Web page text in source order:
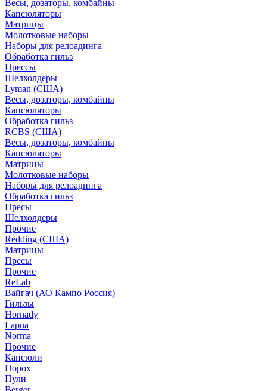
Весы, дозаторы, комбайны
Капсюляторы
Матрицы
Молотковые наборы
Наборы для релоадинга
Обработка гильз
Преcсы
Шелхолдеры
Lyman (США)
Весы, дозаторы, комбайны
Капсюляторы
Обработка гильз
RCBS (США)
Весы, дозаторы, комбайны
Капсюляторы
Матрицы
Молотковые наборы
Наборы для релоадинга
Обработка гильз
Пресы
Шелхолдеры
Прочие
Redding (США)
Матрицы
Пресы
Прочие
ReLab
Вайгач (АО Кампо Россия)
Гильзы
Hornady
Lapua
Norma
Прочие
Капсюли
Порох
Пули